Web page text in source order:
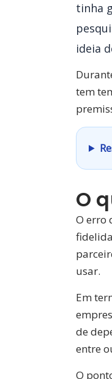
tinha
ideia
tem
O
O erro
usar.
Em
de
entre
O